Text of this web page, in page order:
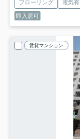
フローリング
電気有
即入居可
賃貸マンション